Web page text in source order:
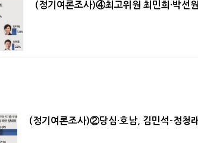
(정기여론조사)④최고위원 최민희·박선
(정기여론조사)②당심·호남, 김민석-정청